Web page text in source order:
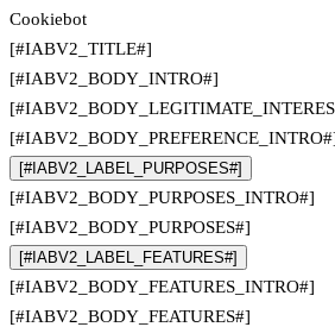
Cookiebot
[#IABV2_TITLE#]
[#IABV2_BODY_INTRO#]
[#IABV2_LABEL_PURPOSES#]
[#IABV2_BODY_PURPOSES_INTRO#]
[#IABV2_BODY_PURPOSES#]
[#IABV2_LABEL_FEATURES#]
[#IABV2_BODY_FEATURES_INTRO#]
[#IABV2_BODY_FEATURES#]